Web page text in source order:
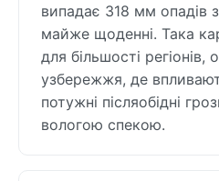
випадає 318 мм опадів
майже щоденні. Така
для більшості
узбережжя, де
потужні післяобідні
вологою спекою.